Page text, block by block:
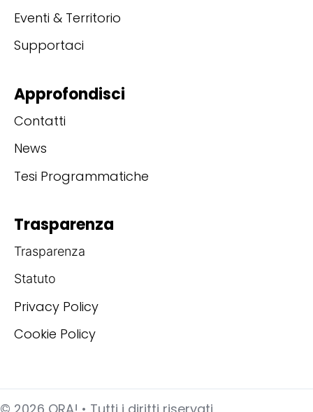
Eventi & Territorio
Supportaci
Approfondisci
Contatti
News
Tesi Programmatiche
Trasparenza
Trasparenza
Statuto
Privacy Policy
Cookie Policy